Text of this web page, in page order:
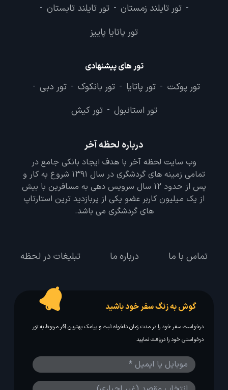
- تور تایلند زمستان - تور تایلند تابستان -
تور پاتایا پاییز
تور های پیشنهادی
تور پوکت - تور پاتایا - تور بانکوک - تور دبی -
تور استانبول - تور کیش
درباره لحظه آخر
وب سایت لحظه آخر با هدف ایجاد بانکی جامع در
تمامی زمینه های گردشگری در سال 1391 شروع به کار و
پس از حدود 12 سال سرویس دهی به مسافرین با بیش
از یک میلیون کاربر عضو یکی از پربازدید ترین استارتاپ
های گردشگری می باشد.
تماس با ما درباره ما تبلیغات در لحظه
گوش به زنگ سفر خود باشید
درخواست سفر خود را در مدت زمان دلخواه ثبت و پیامک بهترین آفر مربوط به تور
درخواستی خود را دریافت نمایید